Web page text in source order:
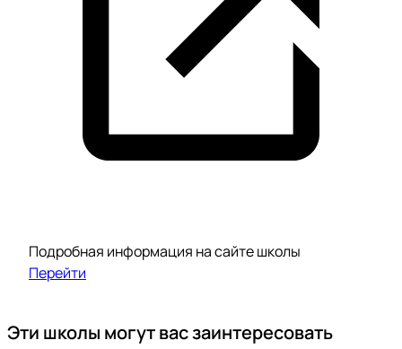
Подробная информация на сайте школы
Перейти
Эти школы могут вас заинтересовать